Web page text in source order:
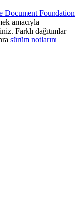
Document Foundation
amacıyla
Farklı dağıtımlar
sürüm notlarını